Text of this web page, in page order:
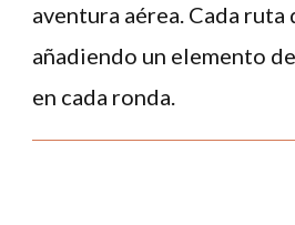
aventura aérea. Cada ruta
añadiendo un elemento
en cada ronda.